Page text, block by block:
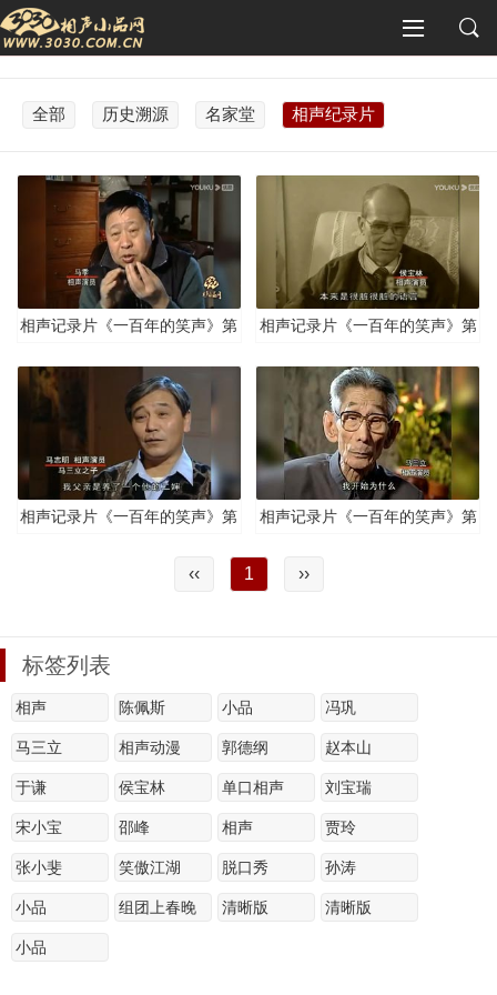
全部 历史溯源 名家堂 相声纪录片
相声记录片《一百年的笑声》第
相声记录片《一百年的笑声》第
相声记录片《一百年的笑声》第
相声记录片《一百年的笑声》第
‹‹ 1 ››
标签列表
相声 陈佩斯 小品 冯巩
马三立 相声动漫 郭德纲 赵本山
于谦 侯宝林 单口相声 刘宝瑞
宋小宝 邵峰 相声 贾玲
张小斐 笑傲江湖 脱口秀 孙涛
小品 组团上春晚 清晰版 清晰版
小品